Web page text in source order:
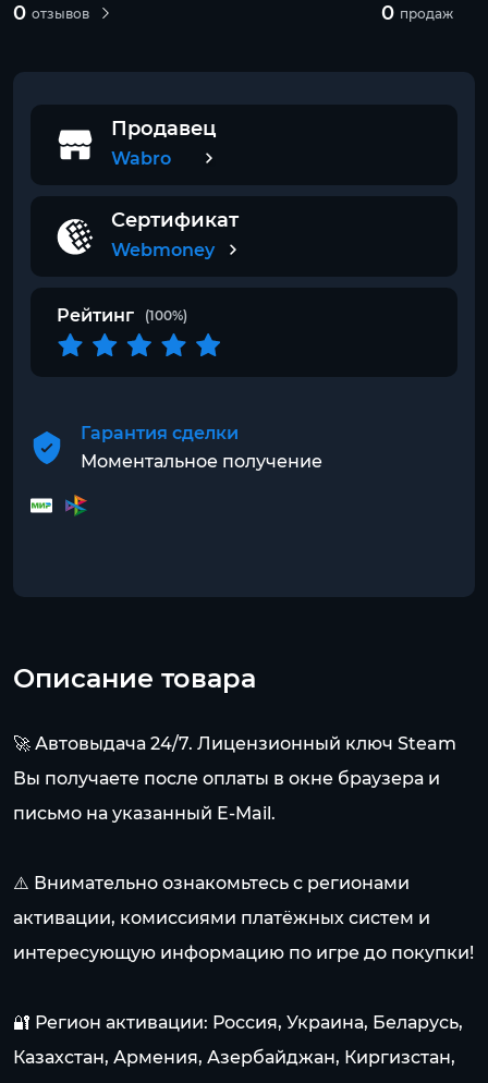
0 отзывов 0 продаж
Продавец
Wabro
Сертификат
Webmoney
Рейтинг (100%)
Гарантия сделки
Моментальное получение
Описание товара
🚀 Автовыдача 24/7. Лицензионный ключ Steam
Вы получаете после оплаты в окне браузера и
письмо на указанный E-Mail.
⚠️ Внимательно ознакомьтесь с регионами
активации, комиссиями платёжных систем и
интересующую информацию по игре до покупки!
🔐 Регион активации: Россия, Украина, Беларусь,
Казахстан, Армения, Азербайджан, Киргизстан,